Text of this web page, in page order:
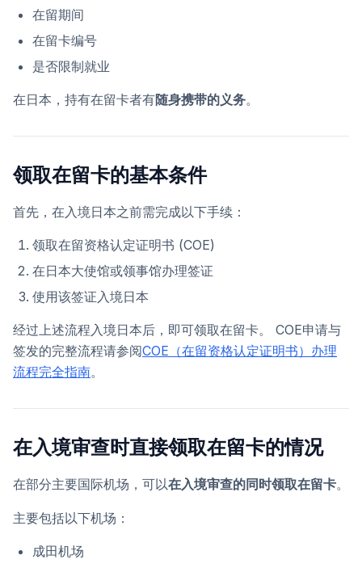
在留期间
在留卡编号
是否限制就业
在日本，持有在留卡者有随身携带的义务。
领取在留卡的基本条件
首先，在入境日本之前需完成以下手续：
领取在留资格认定证明书 (COE)
在日本大使馆或领事馆办理签证
使用该签证入境日本
经过上述流程入境日本后，即可领取在留卡。 COE申请与
签发的完整流程请参阅COE（在留资格认定证明书）办理
流程完全指南。
在入境审查时直接领取在留卡的情况
在部分主要国际机场，可以在入境审查的同时领取在留卡。
主要包括以下机场：
成田机场